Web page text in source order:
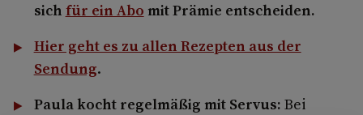
sich für ein Abo mit Prämie entscheiden.
Hier geht es zu allen Rezepten aus der
Sendung.
Paula kocht regelmäßig mit Servus: Bei